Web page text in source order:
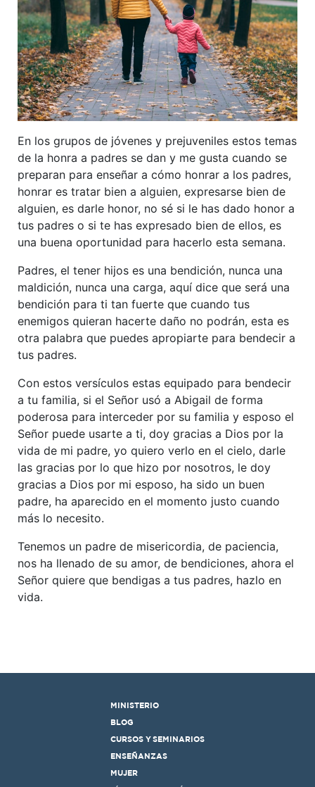
En los grupos de jóvenes y prejuveniles estos temas
de la honra a padres se dan y me gusta cuando se
preparan para enseñar a cómo honrar a los padres,
honrar es tratar bien a alguien, expresarse bien de
alguien, es darle honor, no sé si le has dado honor a
tus padres o si te has expresado bien de ellos, es
una buena oportunidad para hacerlo esta semana.
Padres, el tener hijos es una bendición, nunca una
maldición, nunca una carga, aquí dice que será una
bendición para ti tan fuerte que cuando tus
enemigos quieran hacerte daño no podrán, esta es
otra palabra que puedes apropiarte para bendecir a
tus padres.
Con estos versículos estas equipado para bendecir
a tu familia, si el Señor usó a Abigail de forma
poderosa para interceder por su familia y esposo el
Señor puede usarte a ti, doy gracias a Dios por la
vida de mi padre, yo quiero verlo en el cielo, darle
las gracias por lo que hizo por nosotros, le doy
gracias a Dios por mi esposo, ha sido un buen
padre, ha aparecido en el momento justo cuando
más lo necesito.
Tenemos un padre de misericordia, de paciencia,
nos ha llenado de su amor, de bendiciones, ahora el
Señor quiere que bendigas a tus padres, hazlo en
vida.
MINISTERIO
BLOG
CURSOS Y SEMINARIOS
ENSEÑANZAS
MUJER